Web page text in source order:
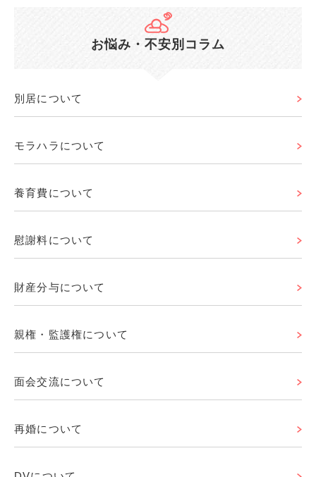
お悩み・不安別コラム
別居について
モラハラについて
養育費について
慰謝料について
財産分与について
親権・監護権について
面会交流について
再婚について